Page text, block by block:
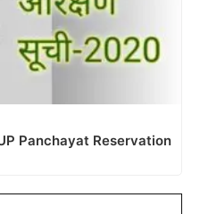
UP Panchayat Reservation